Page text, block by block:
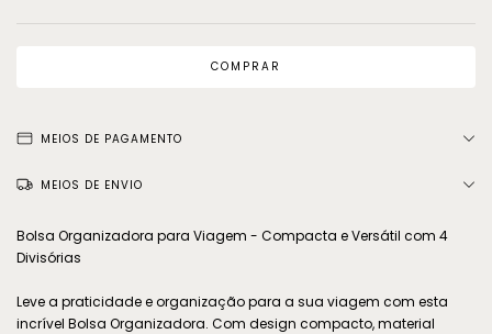
MEIOS DE PAGAMENTO
MEIOS DE ENVIO
Bolsa Organizadora para Viagem - Compacta e Versátil com 4
Divisórias
Leve a praticidade e organização para a sua viagem com esta
incrível Bolsa Organizadora. Com design compacto, material